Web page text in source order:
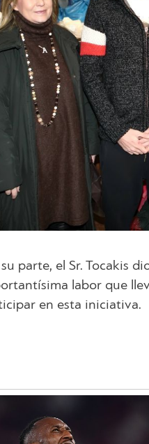
parte, el Sr. Tocakis
labor que
en esta iniciativa.